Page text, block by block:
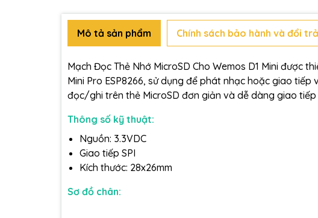
Mô tả sản phẩm Chính sách bảo hành và đổi trả
Mạch Đọc Thẻ Nhớ MicroSD Cho Wemos D1 Mini được
Mini Pro ESP8266, sử dụng để phát nhạc hoặc giao
đọc/ghi trên thẻ MicroSD đơn giản và dễ dàng giao
Thông số kỹ thuật:
Nguồn: 3.3VDC
Giao tiếp SPI
Kích thước: 28x26mm
Sơ đồ chân: